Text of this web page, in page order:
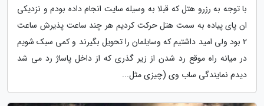
با توجه به رزرو هتل که قبلا به وسیله سایت انجام داده بودم و نزدیکی
ان پای پیاده به سمت هتل حرکت کردیم هر چند ساعت پذیرش ساعت
2 بود ولی امید داشتیم که وسایلمان را تحویل بگیرند و کمی سبک شویم
در میانه راه موقع رد شدن از زیر گذری که از داخل پاساژ رد می شد
دیدم نمایندگی ساب وی (چیزی مثل...